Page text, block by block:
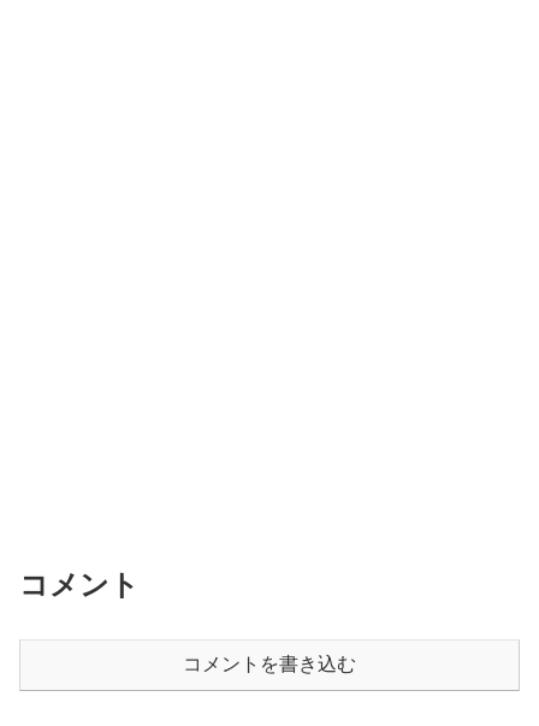
コメント
コメントを書き込む